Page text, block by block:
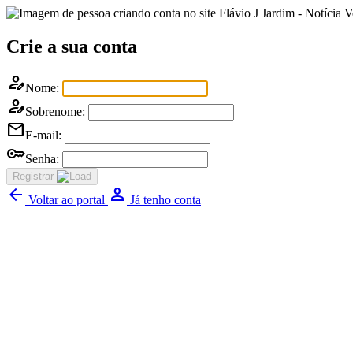
Flávio J Jardim - Notícia
Crie a sua conta
person_editNome:
person_editSobrenome:
mailE-mail:
keySenha:
Registrar
arrow_back Voltar ao portal Person Já tenho conta